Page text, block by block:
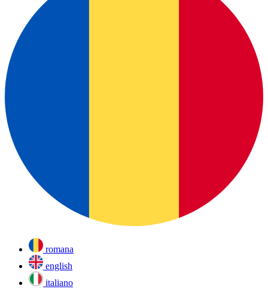
romana
english
italiano